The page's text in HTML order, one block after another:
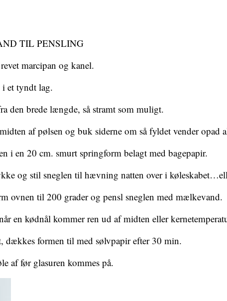
TIL PENSLING
marcipan og kanel.
i et tyndt lag.
den brede længde, så stramt som muligt.
af pølsen og buk siderne​ om så fyldet vender opad
i en 20 cm. smurt springform belagt med bagepapir.
og stil sneglen til hævning natten over i
ovnen til 200 grader og pensl sneglen med mælkevand.
en kødnål kommer ren ud af midten eller
dækkes formen til med sølvpapir efter 30 min.
af før glasuren kommes på.